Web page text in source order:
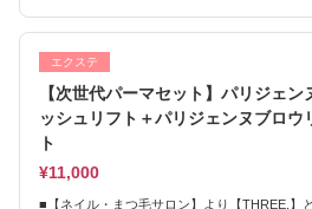
エクステ
【次世代パーマセット】パリジェン
ッシュリフト＋パリジェンヌブロウ
ト
¥11,000
■【ネイル・まつ毛サロン】より【THREE.】